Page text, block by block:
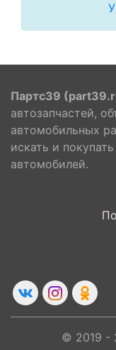
Партс39
автозапчастей,
автомобильных
искать и
автомобилей.
© 2019 -